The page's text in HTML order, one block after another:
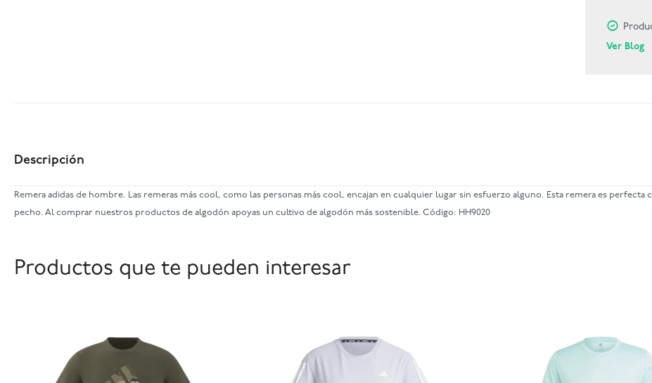
Ver Blog
Descripción
Remera adidas de hombre. Las remeras más cool, como las personas más cool, encajan en cualquier lugar sin esfuerzo alguno. Esta remera es
pecho. Al comprar nuestros productos de algodón apoyas un cultivo de algodón más sostenible. Código: HH9020
Productos que te pueden interesar